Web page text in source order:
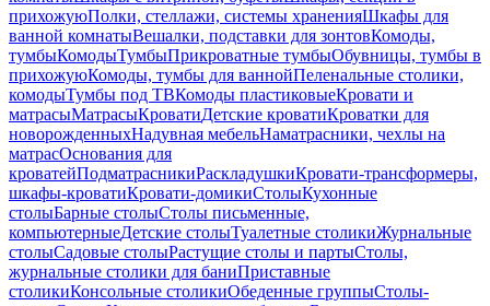
прихожуюПолки, стеллажи, системы храненияШкафы для
ванной комнатыВешалки, подставки для зонтовКомоды,
тумбыКомодыТумбыПрикроватные тумбыОбувницы, тумбы в
прихожуюКомоды, тумбы для ваннойПеленальные столики,
комодыТумбы под ТВКомоды пластиковыеКровати и
матрасыМатрасыКроватиДетские кроватиКроватки для
новорожденныхНадувная мебельНаматрасники, чехлы на
матрасОснования для
кроватейПодматрасникиРаскладушкиКровати-трансформеры,
шкафы-кроватиКровати-домикиСтолыКухонные
столыБарные столыСтолы письменные,
компьютерныеДетские столыТуалетные столикиЖурнальные
столыСадовые столыРастущие столы и партыСтолы,
журнальные столики для баниПриставные
столикиКонсольные столикиОбеденные группыСтолы-